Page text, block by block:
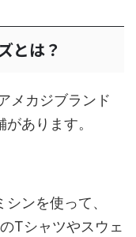
とは？
メカジブランド
あります。
ンを使って、
Tシャツやスウェ